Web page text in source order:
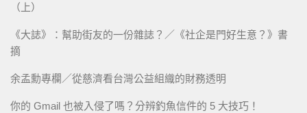
（上）
《大誌》：幫助街友的一份雜誌？／《社企是門好生意？》書
摘
余孟勳專欄／從慈濟看台灣公益組織的財務透明
你的 Gmail 也被入侵了嗎？分辨釣魚信件的 5 大技巧！